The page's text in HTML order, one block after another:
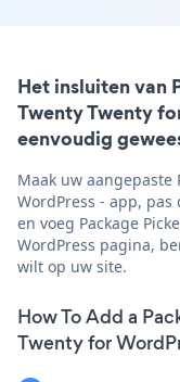
Het insluiten van
Twenty Twenty
eenvoudig
Maak uw aangepaste
WordPress - app,
en voeg Package
WordPress pagina,
wilt op uw site.
How To Add a
Twenty for